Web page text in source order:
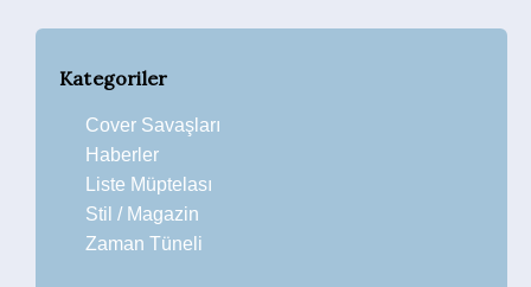
Kategoriler
Cover Savaşları
Haberler
Liste Müptelası
Stil / Magazin
Zaman Tüneli